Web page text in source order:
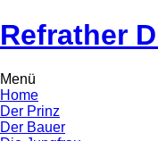
Refrather
Menü
Home
Der Prinz
Der Bauer